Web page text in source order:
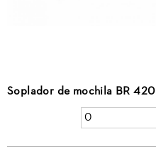
Soplador de mochila BR 420